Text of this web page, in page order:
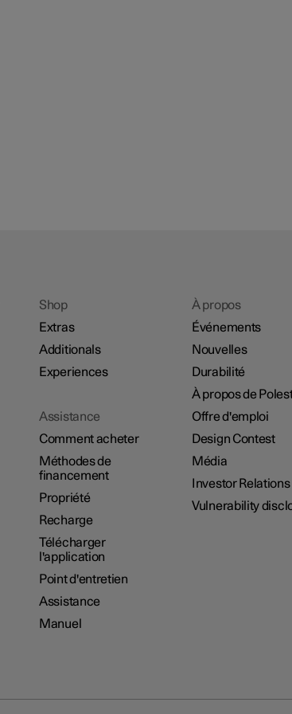
Shop
Extras
Additionals
Experiences
Assistance
Comment acheter
Méthodes de
financement
Propriété
Recharge
Télécharger
l'application
Point d'entretien
Assistance
Manuel
À propos
Événements
Nouvelles
Durabilité
À propos de
Offre d'emploi
Design Contest
Média
Investor Relations
Vulnerability